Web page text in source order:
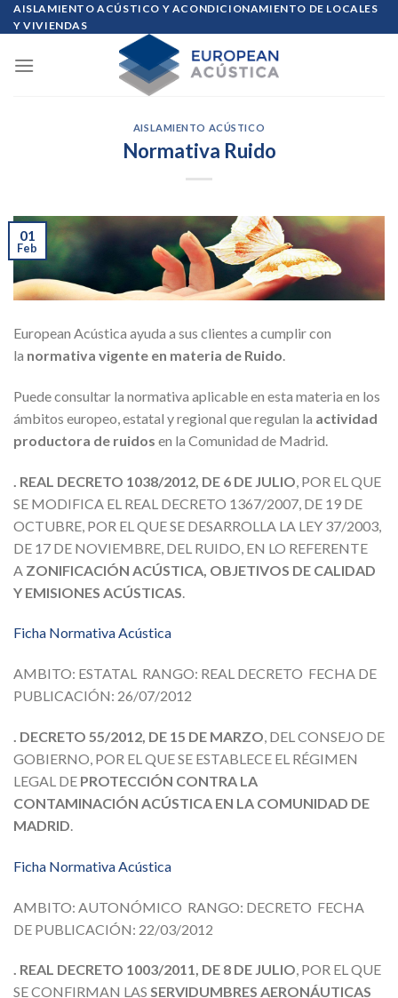
Skip
to
AISLAMIENTO ACÚSTICO Y ACONDICIONAMIENTO DE LOCALES
Y VIVIENDAS
AISLAMIENTO ACÚSTICO
Normativa Ruido
01
Feb
European Acústica ayuda a sus clientes a cumplir con
la normativa vigente en materia de Ruido.
Puede consultar la normativa aplicable en esta materia en los
ámbitos europeo, estatal y regional que regulan la actividad
productora de ruidos en la Comunidad de Madrid.
. REAL DECRETO 1038/2012, DE 6 DE JULIO , POR EL QUE
SE MODIFICA EL REAL DECRETO 1367/2007, DE 19 DE
OCTUBRE, POR EL QUE SE DESARROLLA LA LEY 37/2003,
DE 17 DE NOVIEMBRE, DEL RUIDO, EN LO REFERENTE
A ZONIFICACIÓN ACÚSTICA, OBJETIVOS DE CALIDAD
Y EMISIONES ACÚSTICAS
Ficha Normativa Acústica
AMBITO: ESTATAL RANGO: REAL DECRETO FECHA DE
PUBLICACIÓN: 26/07/2012
. DECRETO 55/2012, DE 15 DE MARZO, DEL CONSEJO DE
GOBIERNO, POR EL QUE SE ESTABLECE EL RÉGIMEN
LEGAL DE PROTECCIÓN CONTRA LA
CONTAMINACIÓN ACÚSTICA EN LA COMUNIDAD DE
MADRID.
Ficha Normativa Acústica
AMBITO: AUTONÓMICO RANGO: DECRETO FECHA
DE PUBLICACIÓN: 22/03/2012
. REAL DECRETO 1003/2011, DE 8 DE JULIO, POR EL QUE
SE CONFIRMAN LAS SERVIDUMBRES AERONÁUTICAS